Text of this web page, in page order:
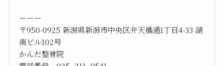
ーーー
〒950-0925 新潟県新潟市中央区弁天橋通1丁目4-33 湖
南ビル102号
かんだ整骨院